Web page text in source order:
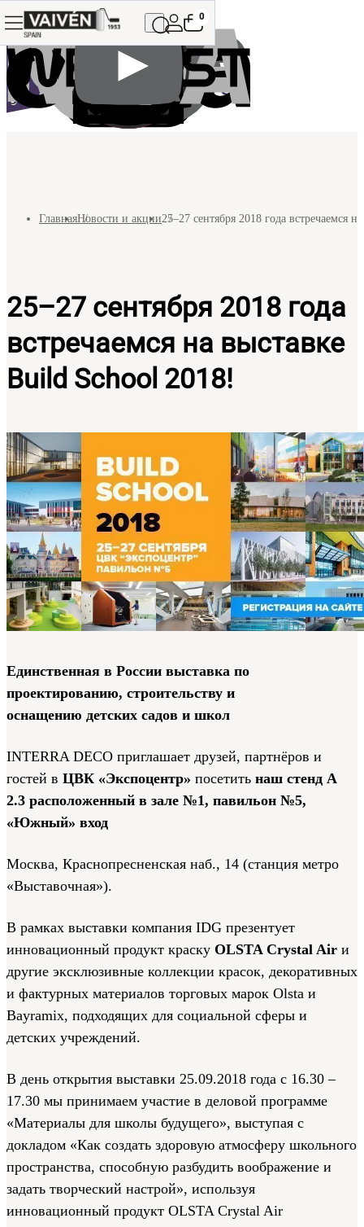
0
ГлавнаяНовости и акции25–27 сентября 2018 года встречаемся
25–27 сентября 2018 года
встречаемся на выставке
Build School 2018!
Единственная в России выставка по
проектированию, строительству и
оснащению детских садов и школ
INTERRA DECO приглашает друзей, партнёров и
гостей в ЦВК «Экспоцентр» посетить наш стенд А
2.3 расположенный в зале №1, павильон №5,
«Южный» вход
Москва, Краснопресненская наб., 14 (станция метро
«Выставочная»).
В рамках выставки компания IDG презентует
инновационный продукт краску OLSTA Сrystal Air и
другие эксклюзивные коллекции красок, декоративных
и фактурных материалов торговых марок Olsta и
Bayramix, подходящих для социальной сферы и
детских учреждений.
В день открытия выставки 25.09.2018 года с 16.30 –
17.30 мы принимаем участие в деловой программе
«Материалы для школы будущего», выступая с
докладом «Как создать здоровую атмосферу школьного
пространства, способную разбудить воображение и
задать творческий настрой», используя
инновационный продукт OLSTA Crystal Air